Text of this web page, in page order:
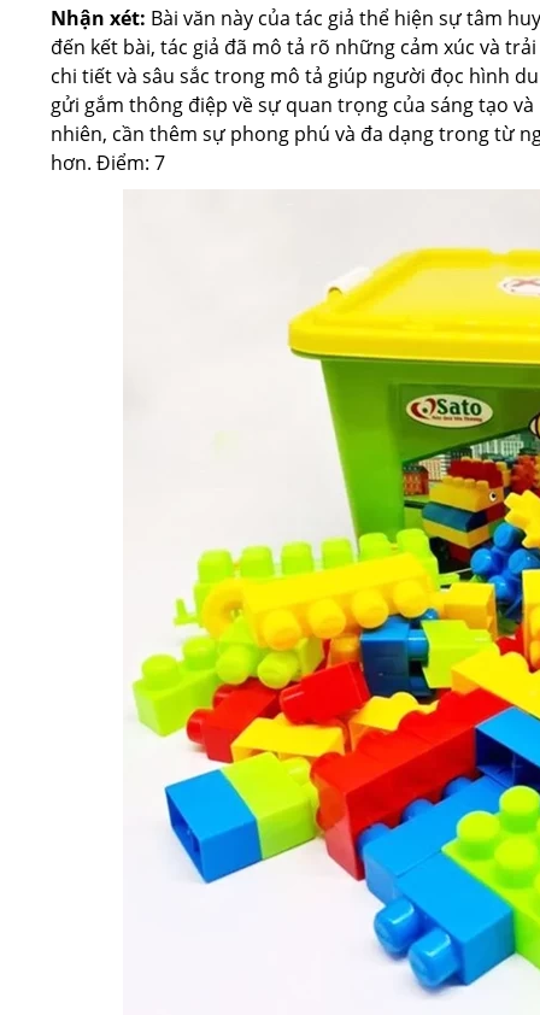
Nhận xét: Bài văn này của tác giả thể hiện sự tâm
đến kết bài, tác giả đã mô tả rõ những cảm xúc và
chi tiết và sâu sắc trong mô tả giúp người đọc hình
gửi gắm thông điệp về sự quan trọng của sáng tạo
nhiên, cần thêm sự phong phú và đa dạng trong từ
hơn. Điểm: 7